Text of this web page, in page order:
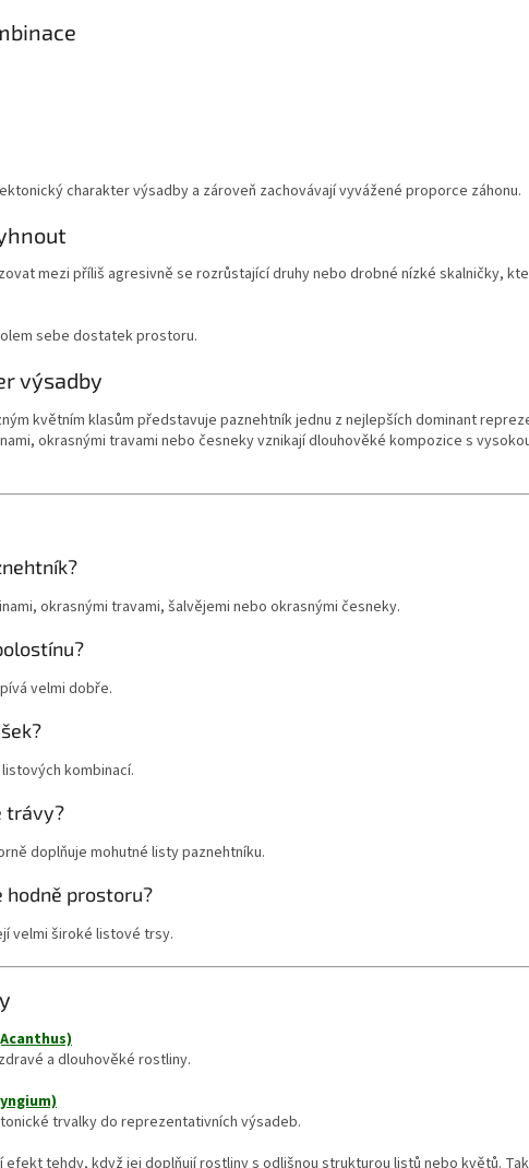
charakter výsadby a zároveň zachovávají vyvážené proporce záhonu.
mezi příliš agresivně se rozrůstající druhy nebo drobné nízké skalničky,
sebe dostatek prostoru.
výsadby
květním klasům představuje paznehtník jednu z nejlepších dominant
okrasnými travami nebo česneky vznikají dlouhověké kompozice s
okrasnými travami, šalvějemi nebo okrasnými česneky.
velmi dobře.
kombinací.
trávy?
doplňuje mohutné listy paznehtníku.
hodně prostoru?
velmi široké listové trsy.
a dlouhověké rostliny.
trvalky do reprezentativních výsadeb.
efekt tehdy, když jej doplňují rostliny s odlišnou strukturou listů nebo květů.